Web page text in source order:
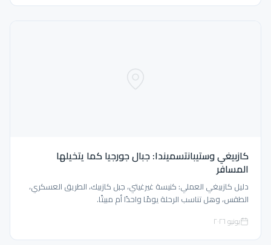
كازبيغي وستيبانتسميندا: جبال جورجيا كما يتخيلها
المسافر
دليل كازبيغي العملي: كنيسة غيرغيتي، جبل كازبيك، الطريق العسكري،
الطقس، وهل تناسب الرحلة يومًا واحدًا أم مبيتًا.
يونيو ٢٠٢٦